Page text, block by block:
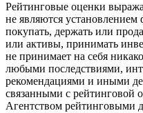
Рейтинговые оценки
не являются
покупать, держать или
или активы, принимать
не принимает на себя
любыми последствиями,
рекомендациями и иными
связанными с рейтинговой
Агентством рейтинговыми